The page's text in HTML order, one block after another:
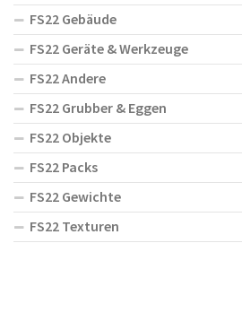
FS22 Gebäude
FS22 Geräte & Werkzeuge
FS22 Andere
FS22 Grubber & Eggen
FS22 Objekte
FS22 Packs
FS22 Gewichte
FS22 Texturen